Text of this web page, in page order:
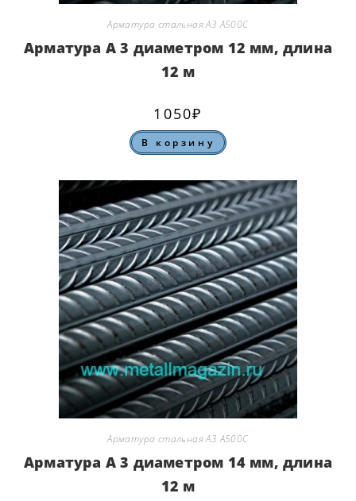
Арматура стальная А3 А500С
Арматура А 3 диаметром 12 мм, длина
12 м
1050₽
В корзину
Арматура стальная А3 А500С
Арматура А 3 диаметром 14 мм, длина
12 м